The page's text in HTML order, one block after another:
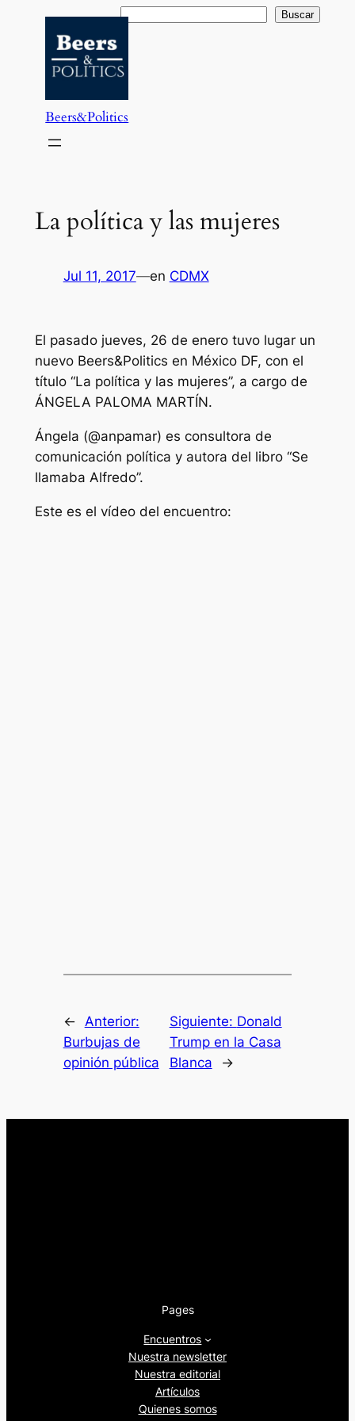
contenido
Buscar Buscar
Beers&Politics
La política y las mujeres
Jul 11, 2017—en CDMX
El pasado jueves, 26 de enero tuvo lugar un
nuevo Beers&Politics en México DF, con el
título “La política y las mujeres”, a cargo de
ÁNGELA PALOMA MARTÍN.
Ángela (@anpamar) es consultora de
comunicación política y autora del libro “Se
llamaba Alfredo”.
Este es el vídeo del encuentro:
←
Anterior:
Burbujas de
opinión pública
Siguiente: Donald
Trump en la Casa
Blanca
→
Pages
Encuentros
Nuestra newsletter
Nuestra editorial
Artículos
Quienes somos